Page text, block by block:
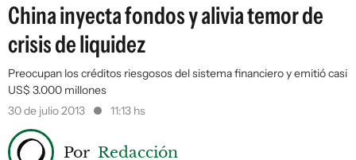
China inyecta fondos y alivia temor de
crisis de liquidez
Preocupan los créditos riesgosos del sistema financiero y emitió casi
US$ 3.000 millones
30 de julio 2013
11:13 hs
Por Redacción